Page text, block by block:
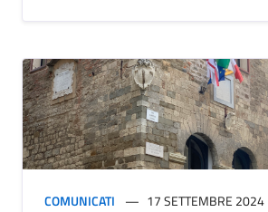
COMUNICATI 17 SETTEMBRE 2024